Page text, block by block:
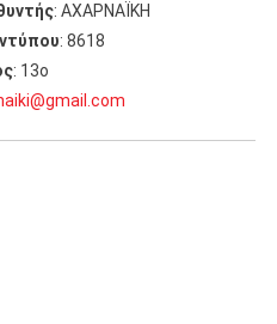
: ΑΧΑΡΝΑΪΚΗ
: 8618
: 13ο